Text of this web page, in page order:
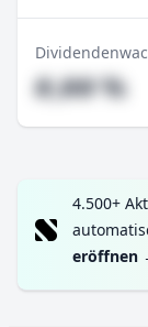
#,## %
4.500+
eröffnen